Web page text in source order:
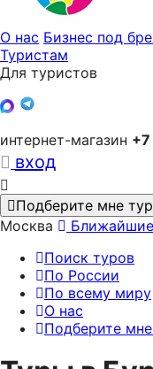
О нас Бизнес под
Туристам
Для туристов
интернет-магазин
вход
Подберите мне тур
Москва
Поиск туров
По России
По всему миру
О нас
Подберите